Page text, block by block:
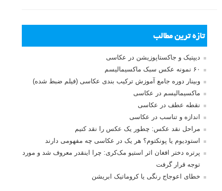
تازه ترین مطالب
دیپتیک و جاکستا‌پوزیشن در عکاسی
۶۰ نمونه عکس سبک ماکسیمالیسم
وبینار دوره جامع آموزش ترکیب بندی عکاسی (فیلم ضبط شده)
ماکسیمالیسم در عکاسی
نقطه عطف در عکاسی
اندازه و تناسب در عکاسی
مراحل نقد عکس: چطور یک عکس را نقد کنیم
استودیوم یا پونکتوم؟ هر یک در عکاسی چه مفهومی دارند
پرتره دختر افغان اثر استیو مک‌کری: چرا اینقدر معروف شد و مورد
توجه قرار گرفت
خطای اعوجاج رنگی یا کروماتیک ابریشن